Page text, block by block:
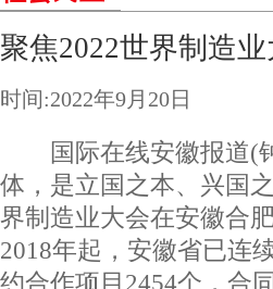
聚焦2022世界制造
时间:2022年9月20日
国际在线安徽报道(钟
体，是立国之本、兴国
界制造业大会在安徽合
2018年起，安徽省已连
约合作项目2454个，合